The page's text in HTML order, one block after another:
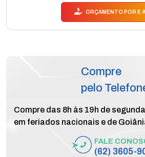
ORÇAMENTO POR E-
Compre
pelo
Compre das 8h às 19h de
em feriados nacionais e de
FALE
(62) 3605-